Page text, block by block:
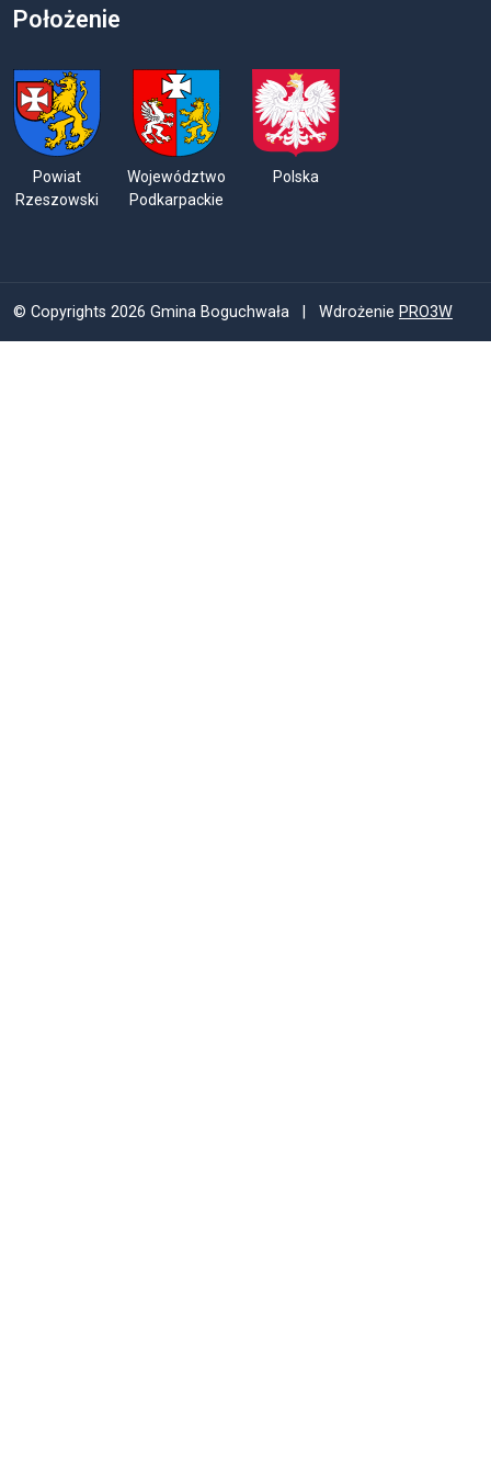
Położenie
Powiat
Rzeszowski
Województwo
Podkarpackie
Polska
© Copyrights 2026 Gmina Boguchwała | Wdrożenie PRO3W